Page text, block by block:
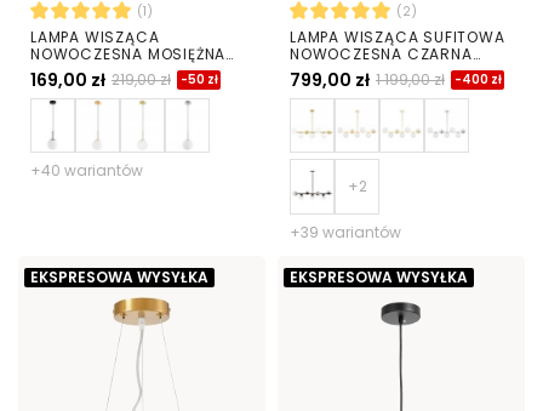
(1)
LAMPA WISZĄCA
NOWOCZESNA MOSIĘŻNA
BIAŁA KULA FREDICA 15
169,00 zł 219,00 zł -50 zł
+40 wariantów
(2)
LAMPA WISZĄCA SUFITOWA
NOWOCZESNA CZARNA
BIAŁE KULE FREDICA 7
799,00 zł 1 199,00 zł -400 zł
+39 wariantów
EKSPRESOWA WYSYŁKA EKSPRESOWA WYSYŁKA